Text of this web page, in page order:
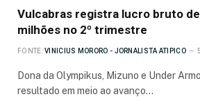
Vulcabras registra lucro bruto de
milhões no 2º trimestre
FONTE: VINICIUS MORORO - JORNALISTA ATIPICO
Dona da Olympikus, Mizuno e Under
resultado em meio ao avanço…